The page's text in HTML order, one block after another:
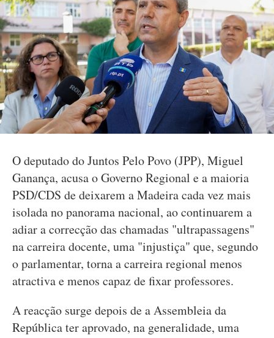
O deputado do Juntos Pelo Povo (JPP), Miguel
Ganança, acusa o Governo Regional e a maioria
PSD/CDS de deixarem a Madeira cada vez mais
isolada no panorama nacional, ao continuarem a
adiar a correcção das chamadas "ultrapassagens"
na carreira docente, uma "injustiça" que, segundo
o parlamentar, torna a carreira regional menos
atractiva e menos capaz de fixar professores.
A reacção surge depois de a Assembleia da
República ter aprovado, na generalidade, uma